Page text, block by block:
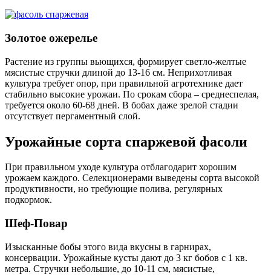
Золотое ожерелье
Растение из группы вьющихся, формирует светло-желтые
мясистые стручки длиной до 13-16 см. Неприхотливая
культура требует опор, при правильной агротехнике дает
стабильно высокие урожаи. По срокам сбора – среднеспелая,
требуется около 60-68 дней. В бобах даже зрелой стадии
отсутствует пергаментный слой.
Урожайные сорта спаржевой фасоли
При правильном уходе культура отблагодарит хорошим
урожаем каждого. Селекционерами выведены сорта высокой
продуктивности, но требующие полива, регулярных
подкормок.
Шеф-Повар
Изысканные бобы этого вида вкусны в гарнирах,
консервации. Урожайные кусты дают до 3 кг бобов с 1 кв.
метра. Стручки небольшие, до 10-11 см, мясистые,